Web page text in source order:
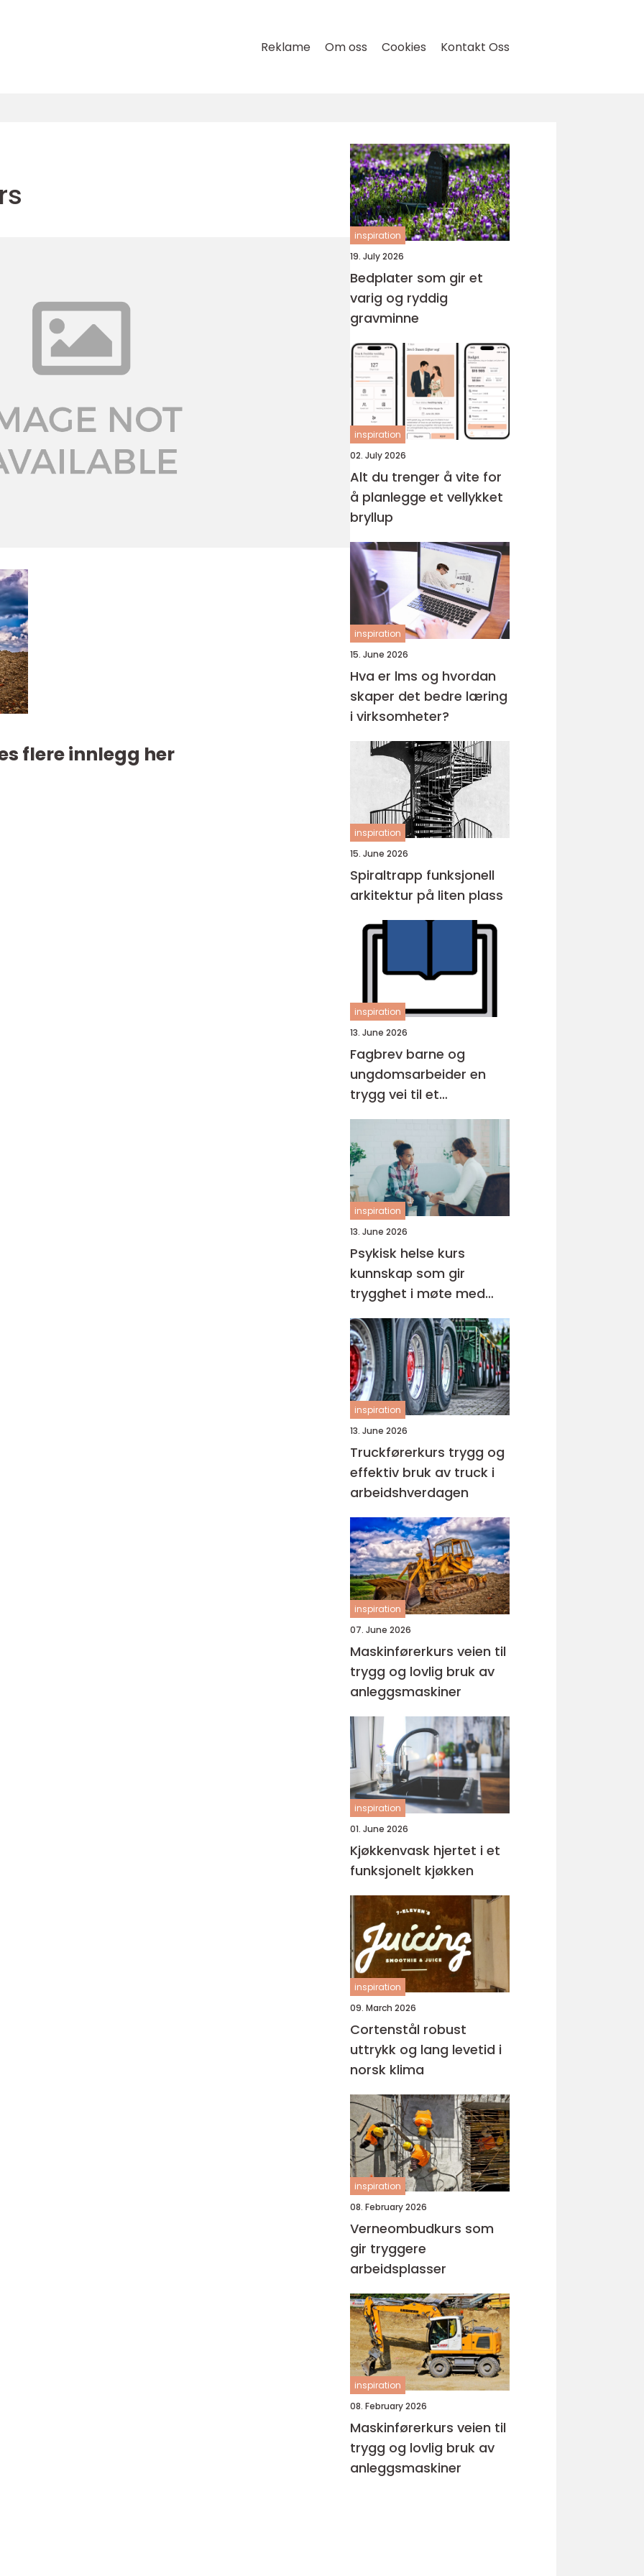
Reklame Om oss Cookies Kontakt Oss
flere innlegg her
inspiration
19. July 2026
Bedplater som gir et
varig og ryddig
gravminne
inspiration
02. July 2026
Alt du trenger å vite for
å planlegge et vellykket
bryllup
inspiration
15. June 2026
Hva er lms og hvordan
skaper det bedre læring
i virksomheter?
inspiration
15. June 2026
Spiraltrapp funksjonell
arkitektur på liten plass
inspiration
13. June 2026
Fagbrev barne og
ungdomsarbeider en
trygg vei til et
meningsfullt yrke
inspiration
13. June 2026
Psykisk helse kurs
kunnskap som gir
trygghet i møte med
barn og unge
inspiration
13. June 2026
Truckførerkurs trygg og
effektiv bruk av truck i
arbeidshverdagen
inspiration
07. June 2026
Maskinførerkurs veien til
trygg og lovlig bruk av
anleggsmaskiner
inspiration
01. June 2026
Kjøkkenvask hjertet i et
funksjonelt kjøkken
inspiration
09. March 2026
Cortenstål robust
uttrykk og lang levetid i
norsk klima
inspiration
08. February 2026
Verneombudkurs som
gir tryggere
arbeidsplasser
inspiration
08. February 2026
Maskinførerkurs veien til
trygg og lovlig bruk av
anleggsmaskiner